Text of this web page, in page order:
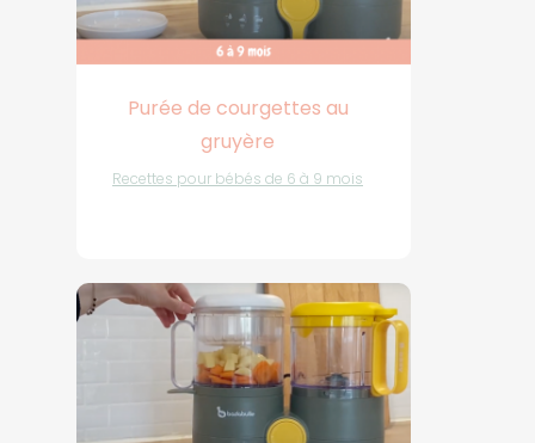
Purée de courgettes au
gruyère
Recettes pour bébés de 6 à 9 mois